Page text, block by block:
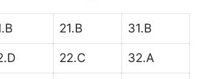
21.B 31.B
22.C 32.A